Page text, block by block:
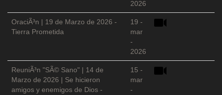
2026
OraciÃ³n | 19 de Marzo de 2026 -
Tierra Prometida
19 -
mar
-
2026
ReuniÃ³n "SÃ© Sano" | 14 de
Marzo de 2026 | Se hicieron
amigos y enemigos de Dios -
15 -
mar
-